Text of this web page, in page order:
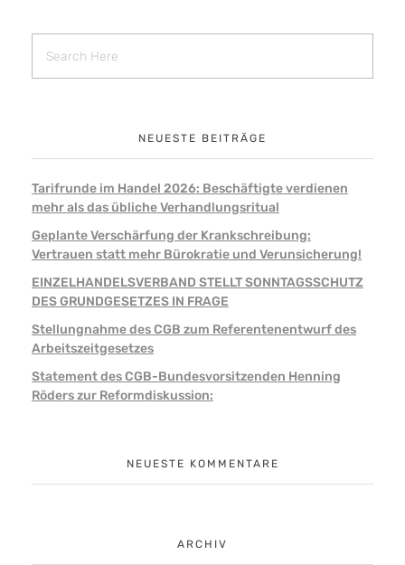
NEUESTE BEITRÄGE
Tarifrunde im Handel 2026: Beschäftigte verdienen
mehr als das übliche Verhandlungsritual
Geplante Verschärfung der Krankschreibung:
Vertrauen statt mehr Bürokratie und Verunsicherung!
EINZELHANDELSVERBAND STELLT SONNTAGSSCHUTZ
DES GRUNDGESETZES IN FRAGE
Stellungnahme des CGB zum Referentenentwurf des
Arbeitszeitgesetzes
Statement des CGB-Bundesvorsitzenden Henning
Röders zur Reformdiskussion:
NEUESTE KOMMENTARE
ARCHIV